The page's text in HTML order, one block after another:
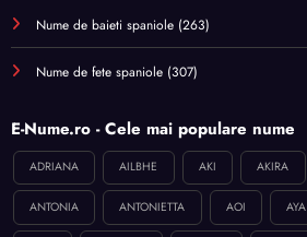
Nume de baieti spaniole (263)
Nume de fete spaniole (307)
E-Nume.ro - Cele mai populare nume
ADRIANA AILBHE AKI AKIRA
ANTONIA ANTONIETTA AOI AYA